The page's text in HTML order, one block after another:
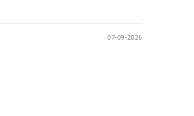
07-09-2026